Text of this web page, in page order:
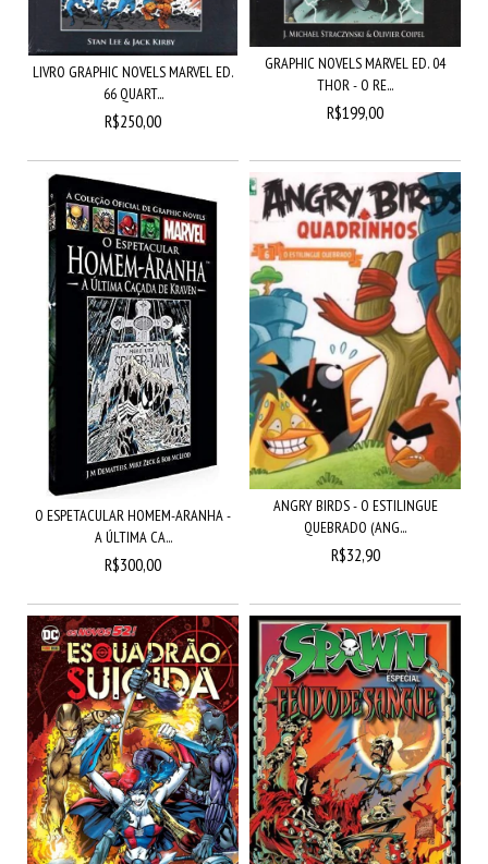
LIVRO GRAPHIC NOVELS MARVEL ED.
66 QUART...
R$250,00
GRAPHIC NOVELS MARVEL ED. 04
THOR - O RE...
R$199,00
O ESPETACULAR HOMEM-ARANHA -
A ÚLTIMA CA...
R$300,00
ANGRY BIRDS - O ESTILINGUE
QUEBRADO (ANG...
R$32,90